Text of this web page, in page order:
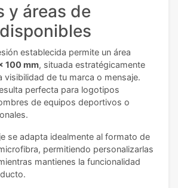
y áreas de
establecida permite un área
100 mm, situada estratégicamente
visibilidad de tu marca o mensaje.
perfecta para logotipos
de equipos deportivos o
se adapta idealmente al formato de
permitiendo personalizarlas
mantienes la funcionalidad